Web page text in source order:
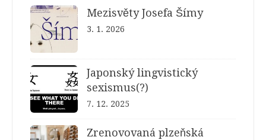
Mezisvěty Josefa Šímy
3. 1. 2026
Japonský lingvistický
sexismus(?)
7. 12. 2025
Zrenovovaná plzeňská